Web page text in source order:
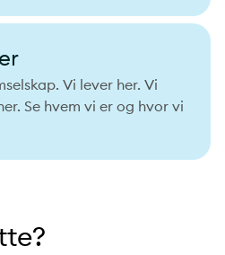
Vi lever her. Vi
Se hvem vi er og hvor vi